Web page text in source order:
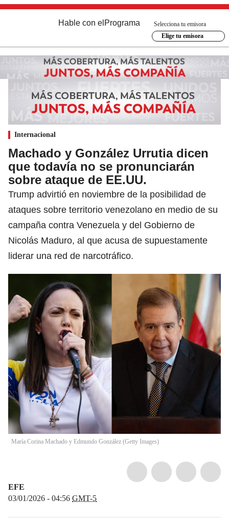
Hable con el Programa
Selecciona tu emisora
Elige tu emisora
Internacional
Machado y González Urrutia dicen
que todavía no se pronunciarán
sobre ataque de EE.UU.
Trump advirtió en noviembre de la posibilidad de
ataques sobre territorio venezolano en medio de su
campaña contra Venezuela y del Gobierno de
Nicolás Maduro, al que acusa de supuestamente
liderar una red de narcotráfico.
María Corina Machado y Edmundo González (Getty Images)
EFE
03/01/2026 - 04:56 GMT-5